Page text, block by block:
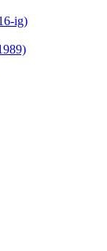
ig)